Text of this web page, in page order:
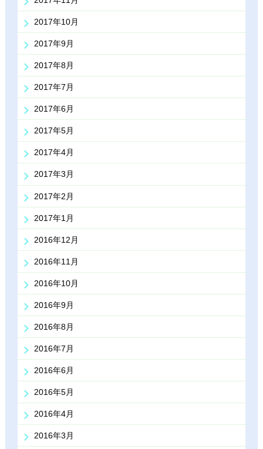
2017年10月
2017年9月
2017年8月
2017年7月
2017年6月
2017年5月
2017年4月
2017年3月
2017年2月
2017年1月
2016年12月
2016年11月
2016年10月
2016年9月
2016年8月
2016年7月
2016年6月
2016年5月
2016年4月
2016年3月